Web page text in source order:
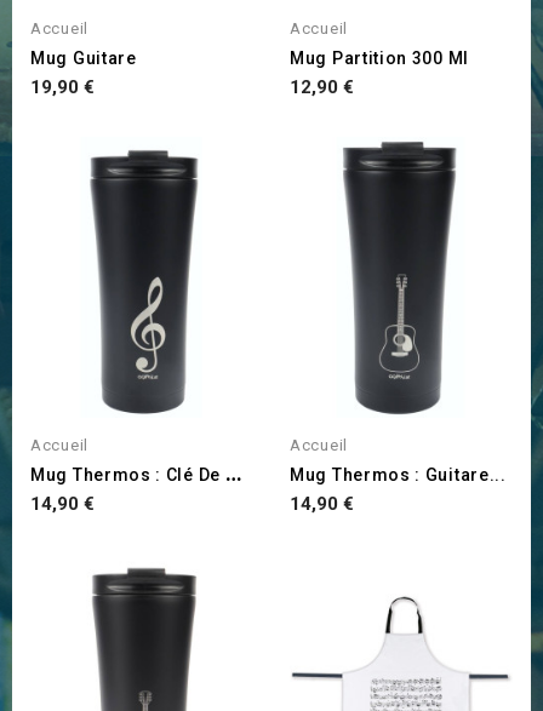
Accueil
Mug Guitare
Prix
19,90 €
Accueil
Mug Partition 300 Ml
Prix
12,90 €
Accueil
M
Ug Thermos : Clé De Sol
Prix
14,90 €
Accueil
Mug Thermos : Guitare...
Prix
14,90 €